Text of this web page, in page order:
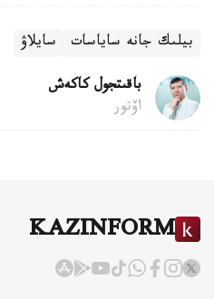
بيلىك جانە ساياسات سايلاۋ
باقىتجول كاكەش
اۆتور
KAZINFORM